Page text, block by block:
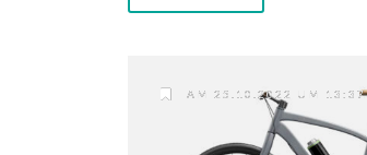
AM 25.10.2022 UM 13:37